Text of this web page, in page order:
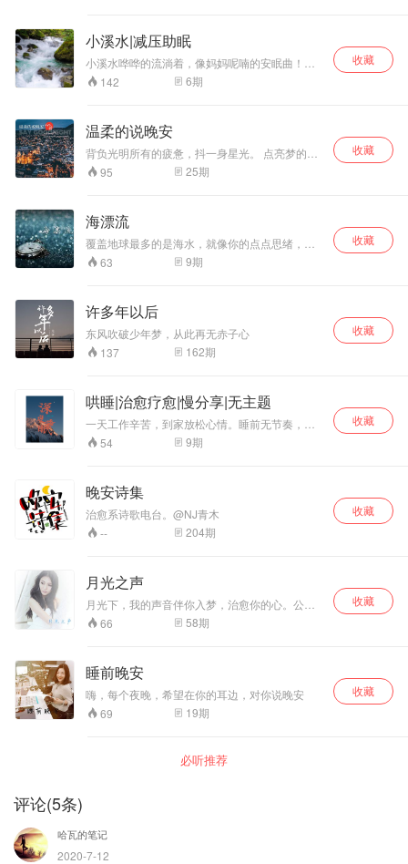
小溪水|减压助眠
小溪水哗哗的流淌着，像妈妈呢喃的安眠曲！听
着这首歌曲，我不再害怕夜的黑。
142 6期
收藏
温柔的说晚安
背负光明所有的疲惫，抖一身星光。 点亮梦的心
扉，不再乞讨风景，让安静住进眼泪。 包容光明
种下的丑陋。 点一盏月，标注世间的漆黑。 斟满
95 25期
收藏
海漂流
覆盖地球最多的是海水，就像你的点点思绪，在
每片海面的夜空，被点燃。在这片海域，用只言
片语，和你感受浮沉的人生。 微博：东风曾在西
一至周五，每天晚上20:00 和每一个用声音触摸
世界的人，邂逅。
63 9期
收藏
许多年以后
东风吹破少年梦，从此再无赤子心
137
162期
收藏
哄睡|治愈疗愈|慢分享|无主题
一天工作辛苦，到家放松心情。睡前无节奏，我
来帮忙 陪你一起漫无目的放松自己 没有主题，没
有工作，没有紧张，没有自我，放松自己放松心
来的是心情舒畅，带来的是宁心静气，带来的是
睡前安静。 充足的睡眠使精神饱满精力充沛。养
精蓄锐豪迈情怀，满面春风怡情洋溢，眉开眼笑
桃面樱唇，好的睡眠美的享受。祝你做个好梦，
愿你睡眠美悦。 心定神宁睡眠好，烦恼忧愁脑后
饭吃好，要想身体棒，先把觉睡好，食疗胜药，
好眠胜补。 春眠不觉晓，睡觉不知饱;床头把灯
照，熬夜不可要。咖啡热茶兴奋剂，睡前莫乱吃
一气，剧烈运动当禁止，泡脚泡澡适宜时。 熬夜
54 9期
收藏
晚安诗集
治愈系诗歌电台。@NJ青木
--
204期
收藏
月光之声
月光下，我的声音伴你入梦，治愈你的心。公众
平台：月光之声。微博@云筱丶月光之声
66 58期
收藏
睡前晚安
嗨，每个夜晚，希望在你的耳边，对你说晚安
69
19期
收藏
必听推荐
评论(5条)
哈瓦的笔记
2020-7-12